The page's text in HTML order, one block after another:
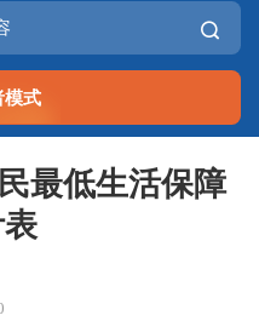
模式
最低生活保障